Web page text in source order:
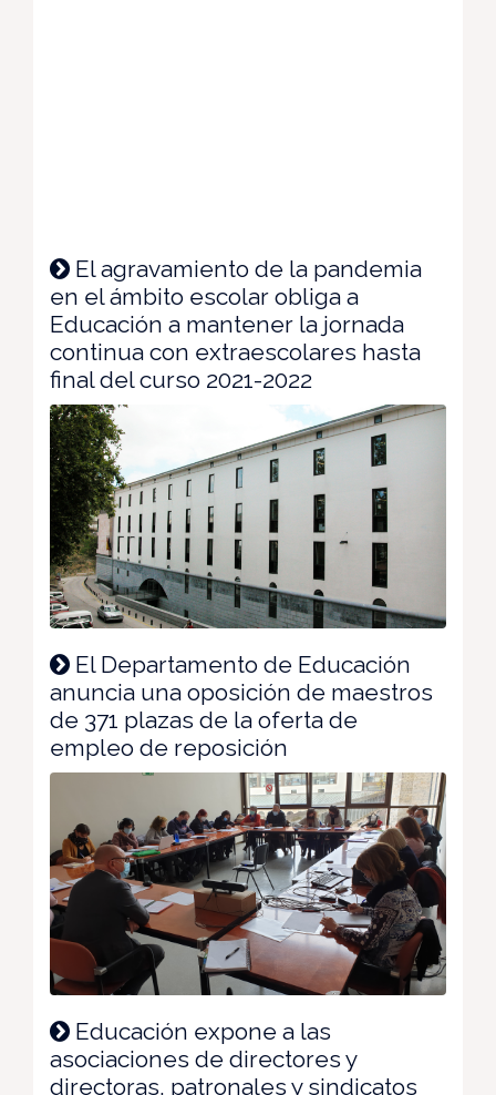
El agravamiento de la pandemia
en el ámbito escolar obliga a
Educación a mantener la jornada
continua con extraescolares hasta
final del curso 2021-2022
El Departamento de Educación
anuncia una oposición de maestros
de 371 plazas de la oferta de
empleo de reposición
Educación expone a las
asociaciones de directores y
directoras, patronales y sindicatos